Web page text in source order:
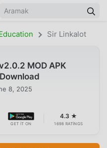
Sir Linkalot
MOD APK
8, 2025
GET IT ON
4.3 ★
1698 RATINGS